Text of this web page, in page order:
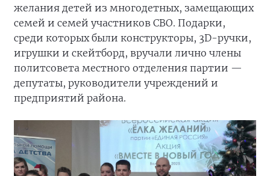
желания детей из многодетных, замещающих
семей и семей участников СВО. Подарки,
среди которых были конструкторы, 3D-ручки,
игрушки и скейтборд, вручали лично члены
политсовета местного отделения партии —
депутаты, руководители учреждений и
предприятий района.